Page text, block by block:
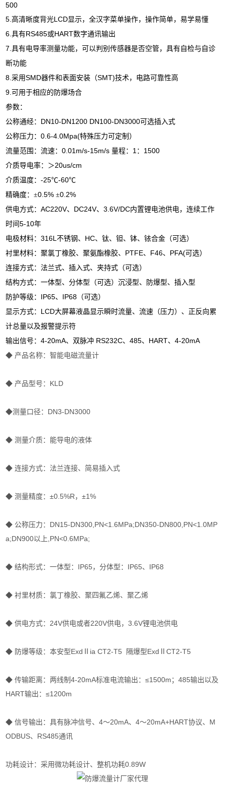
500
5.高清晰度背光LCD显示，全汉字菜单操作，操作简单，易学易懂
6.具有RS485或HART数字通讯输出
7.具有电导率测量功能，可以判别传感器是否空管，具有自检与自诊
断功能
8.采用SMD器件和表面安装（SMT)技术，电路可靠性高
9.可用于相应的防爆场合
参数：
公称通经： DN10-DN1200 DN100-DN3000可选插入式
公称压力：0.6-4.0Mpa(特殊压力可定制）
流量范围：流速：0.01m/s-15m/s量程： 1 ： 1500
介质导电率：＞20us/cm
介质温度：-25℃-60℃
精确度：±0.5%±0.2%
供电方式：AC220V、 DC24V、3.6V/DC内置锂电池供电，连续工作
时间5-10年
电极材料：316L不锈钢、 HC、钛、钽、钵、铱合金（可选）
衬里材料：聚氯丁橡胶、聚氨酯橡胶、 PTFE、 F46、 PFA(可选）
连接方式：法兰式、插入式、夹持式（可选）
结构方式：一体型、分体型（可选）沉浸型、防爆型、插入型
防护等级： IP65、 IP68 （可选）
显示方式： LCD大屏幕液晶显示瞬时流量、流速（压力）、正反向累
计总量以及报警提示符
输出信号：4-20mA、双脉冲 RS232C、485、 HART、4-20mA
◆ 产品名称：智能电磁流量计
◆ 产品型号：KLD
◆测量口径：DN3-DN3000
◆ 测量介质：能导电的液体
◆ 连接方式：法兰连接、简易插入式
◆ 测量精度：±0.5%R，±1%
◆ 公称压力：DN15-DN300,PN<1.6MPa;DN350-DN800,PN<1.0MP
a;DN900以上,PN<0.6MPa;
◆ 结构形式：一体型：IP65，分体型：IP65、IP68
◆ 衬里材质：氯丁橡胶、聚四氟乙烯、聚乙烯
◆ 供电方式：24V供电或者220V供电，3.6V锂电池供电
◆ 防爆等级：本安型ExdⅡia CT2-T5 隔爆型ExdⅡCT2-T5
◆ 传输距离：两线制4-20mA标准电流输出：≤1500m；485输出以及
HART输出：≤1200m
◆ 信号输出：具有脉冲信号、4～20mA、4～20mA+HART协议、M
ODBUS、RS485通讯
功耗设计：采用微功耗设计、整机功耗0.89W